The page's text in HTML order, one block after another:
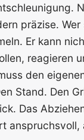
präzise.
Er kann
reagieren
den
Stand. Den
Das
anspruchsvoll,